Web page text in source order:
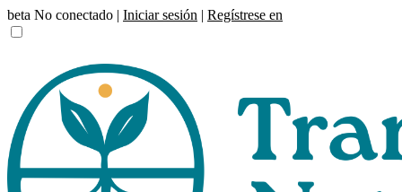
beta No conectado | Iniciar sesión | Regístrese en